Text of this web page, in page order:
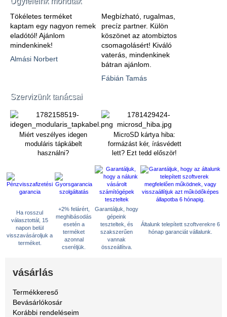
Tökéletes terméket
kaptam egy nagyon remek
eladótól! Ajánlom
mindenkinek!
Almási Norbert
Megbízható, rugalmas,
precíz partner. Külön
köszönet az atombiztos
csomagolásért! Kiváló
vaterás, mindenkinek
bátran ajánlom.
Fábián Tamás
Szervizünk tanácsai
Miért veszélyes idegen
moduláris tápkábelt
használni?
MicroSD kártya hiba:
formázást kér, írásvédett
lett? Ezt tedd először!
Ha rosszul
választottál, 15
napon belül
visszavásároljuk a
terméket.
+2% felárért,
meghibásodás
esetén a
terméket
azonnal
cseréljük.
Garantáljuk, hogy
gépeink
teszteltek, és
szakszerűen
vannak
összeállítva.
Általunk telepített szoftverekre 6
hónap garanciát vállalunk.
vásárlás
Termékkereső
Bevásárlókosár
Korábbi rendeléseim